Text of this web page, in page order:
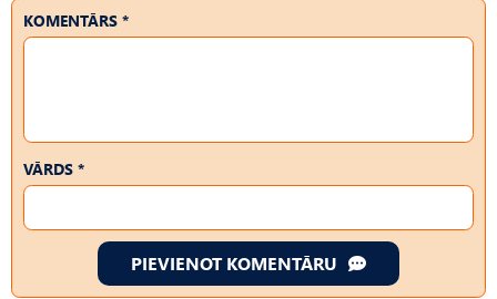
KOMENTĀRS *
VĀRDS *
PIEVIENOT KOMENTĀRU